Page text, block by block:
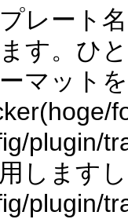
レート
す。ひ
マット
plugin/
します
plugin/